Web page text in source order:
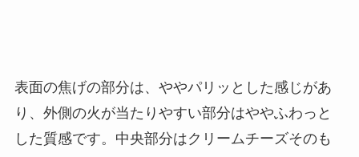
表面の焦げの部分は、ややパリッとした感じがあ
り、外側の火が当たりやすい部分はややふわっと
した質感です。中央部分はクリームチーズそのも